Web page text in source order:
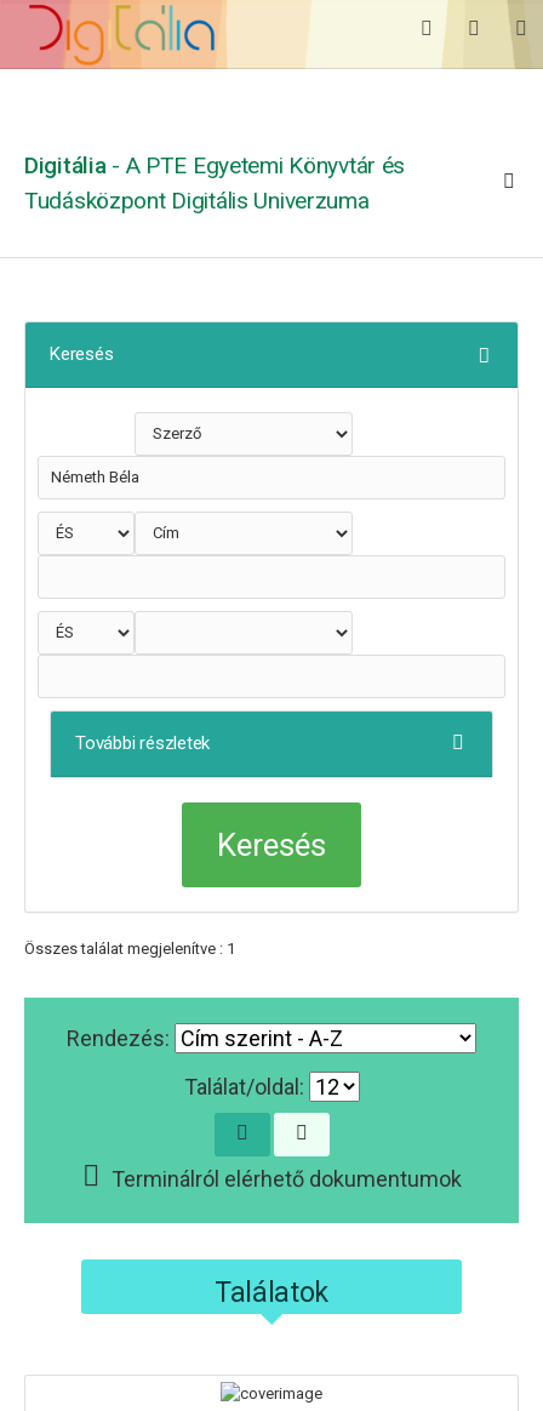
Digitália - A PTE Egyetemi Könyvtár és
Tudásközpont Digitális Univerzuma
Keresés
További részletek
Összes találat megjelenítve : 1
Rendezés:
Találat/oldal:
Terminálról elérhető dokumentumok
Találatok